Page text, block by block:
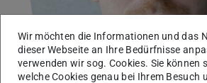
Wir möchten die Informationen und das
dieser Webseite an Ihre Bedürfnisse
verwenden wir sog. Cookies. Sie können
welche Cookies genau bei Ihrem Besuch